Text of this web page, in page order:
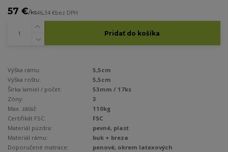
57 €/ks46,34 €bez DPH
Pridať do košíka
Výška rámu:
5,5cm
Výška roštu:
5,5cm
Šírka lamiel / počet:
53mm / 17ks
Zóny:
3
Max. záťaž:
110kg
Certifikát FSC:
FSC
Materiál púzdra:
pevné, plast
Materiál rámu:
buk + breza
Doporučené matrace:
penové, okrem latexových